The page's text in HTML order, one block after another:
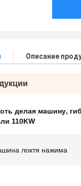
Описание
делая машину,
110KW
локтя нажима